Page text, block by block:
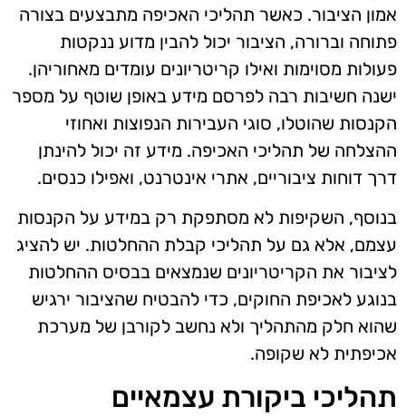
אמון הציבור. כאשר תהליכי האכיפה מתבצעים בצורה
פתוחה וברורה, הציבור יכול להבין מדוע ננקטות
פעולות מסוימות ואילו קריטריונים עומדים מאחוריהן.
ישנה חשיבות רבה לפרסם מידע באופן שוטף על מספר
הקנסות שהוטלו, סוגי העבירות הנפוצות ואחוזי
ההצלחה של תהליכי האכיפה. מידע זה יכול להינתן
דרך דוחות ציבוריים, אתרי אינטרנט, ואפילו כנסים.
בנוסף, השקיפות לא מסתפקת רק במידע על הקנסות
עצמם, אלא גם על תהליכי קבלת ההחלטות. יש להציג
לציבור את הקריטריונים שנמצאים בבסיס ההחלטות
בנוגע לאכיפת החוקים, כדי להבטיח שהציבור ירגיש
שהוא חלק מהתהליך ולא נחשב לקורבן של מערכת
אכיפתית לא שקופה.
תהליכי ביקורת עצמאיים